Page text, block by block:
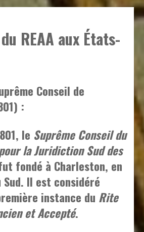
REAA aux États-
Conseil de
:
le Suprême Conseil du
la Juridiction Sud des
fondé à Charleston, en
Sud. Il est considéré
instance du Rite
et Accepté.